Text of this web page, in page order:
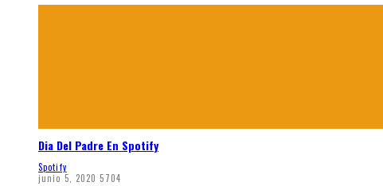
Dia Del Padre En Spotify
Spotify
junio 5, 2020 5704